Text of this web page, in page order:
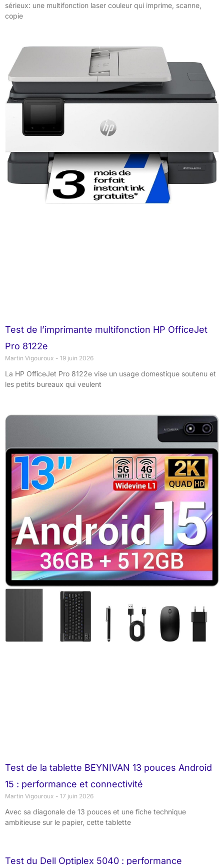
sérieux: une multifonction laser couleur qui imprime, scanne,
copie
Test de l’imprimante multifonction HP OfficeJet
Pro 8122e
Martin Vigouroux 19 juin 2026
La HP OfficeJet Pro 8122e vise un usage domestique soutenu et
les petits bureaux qui veulent
Test de la tablette BEYNIVAN 13 pouces Android
15 : performance et connectivité
Martin Vigouroux 17 juin 2026
Avec sa diagonale de 13 pouces et une fiche technique
ambitieuse sur le papier, cette tablette
Test du Dell Optiplex 5040 : performance